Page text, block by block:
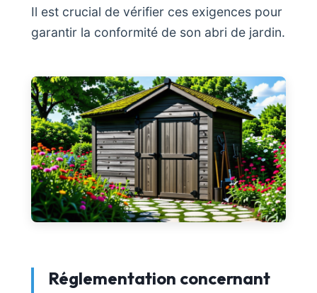
Il est crucial de vérifier ces exigences pour
garantir la conformité de son abri de jardin.
Réglementation concernant